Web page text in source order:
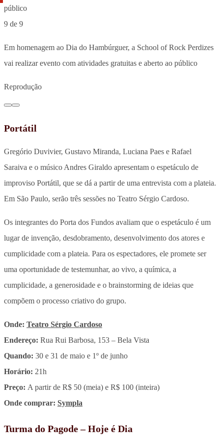
9 de 9
Em homenagem ao Dia do Hambúrguer, a School of Rock Perdizes
vai realizar evento com atividades gratuitas e aberto ao público
Reprodução
Portátil
Gregório Duvivier, Gustavo Miranda, Luciana Paes e Rafael
Saraiva e o músico Andres Giraldo apresentam o espetáculo de
improviso Portátil, que se dá a partir de uma entrevista com a plateia.
Em São Paulo, serão três sessões no Teatro Sérgio Cardoso.
Os integrantes do Porta dos Fundos avaliam que o espetáculo é um
lugar de invenção, desdobramento, desenvolvimento dos atores e
cumplicidade com a plateia. Para os espectadores, ele promete ser
uma oportunidade de testemunhar, ao vivo, a química, a
cumplicidade, a generosidade e o brainstorming de ideias que
compõem o processo criativo do grupo.
Onde: Teatro Sérgio Cardoso
Endereço: Rua Rui Barbosa, 153 – Bela Vista
Quando: 30 e 31 de maio e 1º de junho
Horário: 21h
Preço: A partir de R$ 50 (meia) e R$ 100 (inteira)
Onde comprar: Sympla
Turma do Pagode – Hoje é Dia